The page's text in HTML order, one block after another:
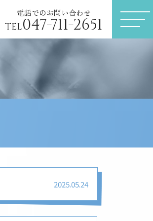
電話でのお問い合わせ
TEL047-711-2651
2025.05.24